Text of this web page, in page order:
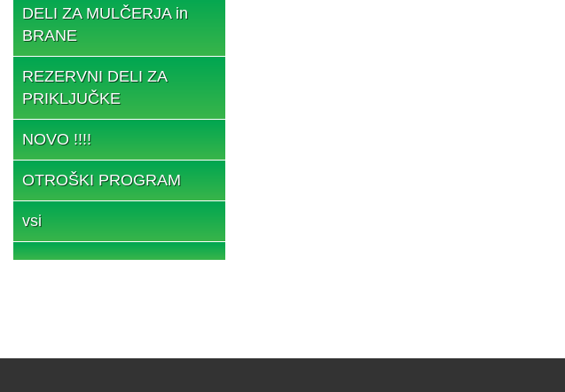
DELI ZA MULČERJA in
BRANE
REZERVNI DELI ZA
PRIKLJUČKE
NOVO !!!!
OTROŠKI PROGRAM
vsi